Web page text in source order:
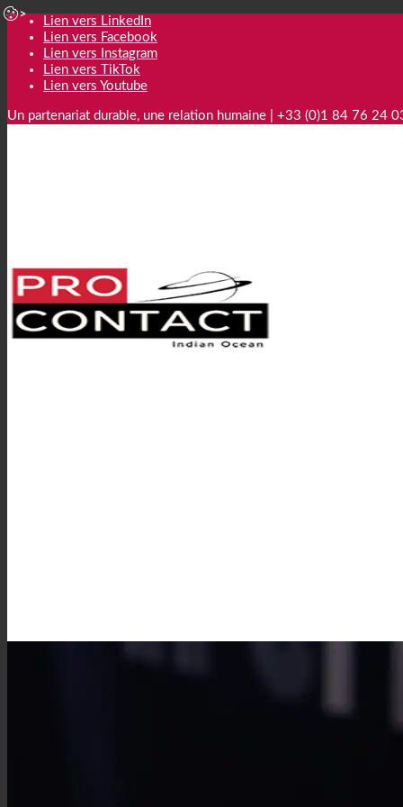
Lien vers LinkedIn
Lien vers Facebook
Lien vers Instagram
Lien vers TikTok
Lien vers Youtube
Un partenariat durable, une relation humaine | +33 (0)1 84 76 24